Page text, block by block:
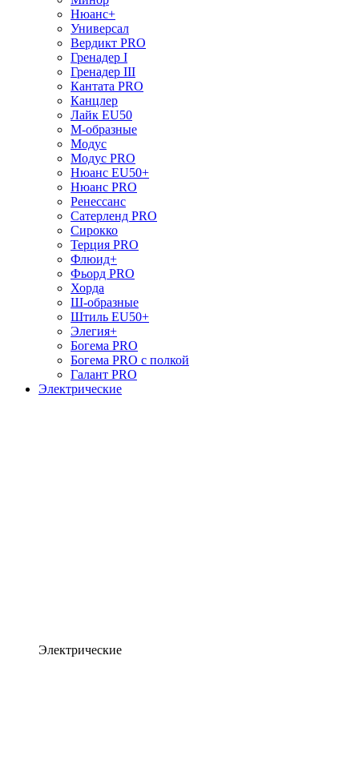
Нюанс+
Универсал
Вердикт PRO
Гренадер I
Гренадер III
Кантата PRO
Канцлер
Лайк EU50
М-образные
Модус
Модус PRO
Нюанс EU50+
Нюанс PRO
Ренессанс
Сатерленд PRO
Сирокко
Терция PRO
Флюид+
Фьорд PRO
Хорда
Ш-образные
Штиль EU50+
Элегия+
Богема PRO
Богема PRO с полкой
Галант PRO
Электрические
Электрические